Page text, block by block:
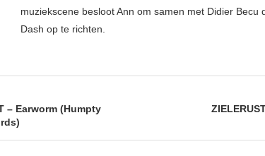
muziekscene besloot Ann om samen met Didier Becu
Dash op te richten.
– Earworm (Humpty